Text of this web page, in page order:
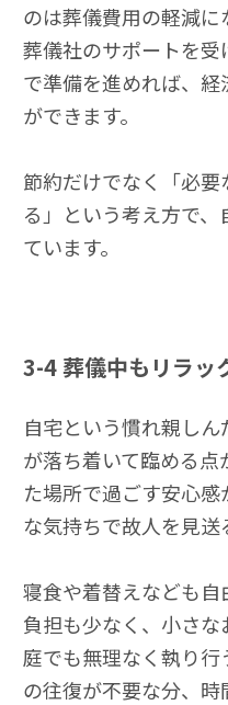
のは葬儀費用の軽減に
葬儀社のサポートを
で準備を進めれば、経
ができます。
節約だけでなく「必
る」という考え方で
ています。
3-4葬儀中もリラッ
自宅という慣れ親し
が落ち着いて臨める
た場所で過ごす安心
な気持ちで故人を見送
寝食や着替えなども
負担も少なく、小さ
庭でも無理なく執り行
の往復が不要な分、